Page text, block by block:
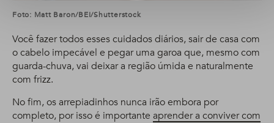
Foto: Matt Baron/BEI/Shutterstock
Você fazer todos esses cuidados diários, sair de casa com
o cabelo impecável e pegar uma garoa que, mesmo com
guarda-chuva, vai deixar a região úmida e naturalmente
com frizz.
No fim, os arrepiadinhos nunca irão embora por
completo, por isso é importante aprender a conviver com